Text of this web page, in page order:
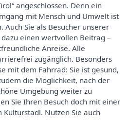
angeschlossen. Denn ein
mit Mensch und Umwelt ist
Auch Sie als Besucher unserer
einen wertvollen Beitrag –
Anreise. Alle
zugänglich. Besonders
mit dem Fahrrad: Sie ist gesund,
die Möglichkeit, nach der
Umgebung weiter zu
Sie Ihren Besuch doch mit einer
Nutzen Sie auch